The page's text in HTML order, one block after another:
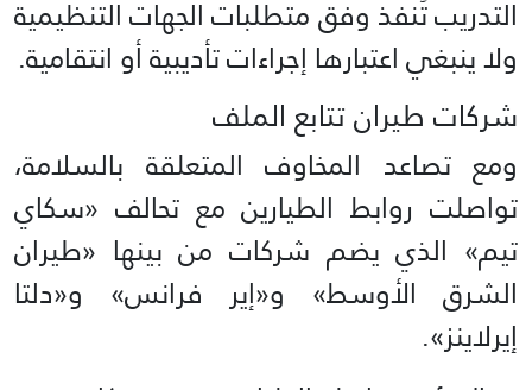
التدريب تُنفذ وفق متطلبات الجهات التنظيمية
ولا ينبغي اعتبارها إجراءات تأديبية أو انتقامية.
شركات طيران تتابع الملف
ومع تصاعد المخاوف المتعلقة بالسلامة،
تواصلت روابط الطيارين مع تحالف «سكاي
تيم» الذي يضم شركات من بينها «طيران
الشرق الأوسط» و«إير فرانس» و«دلتا
إيرلاينز».